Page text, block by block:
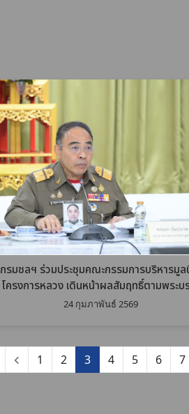
กรมชลฯ ร่วมประชุมคณะกรรมการบริหารมูล
โครงการหลวง เดินหน้าผลสัมฤทธิ์ตามพระบ
ราโชบาย
24 กุมภาพันธ์ 2569
1 2 3 4 5 6 7